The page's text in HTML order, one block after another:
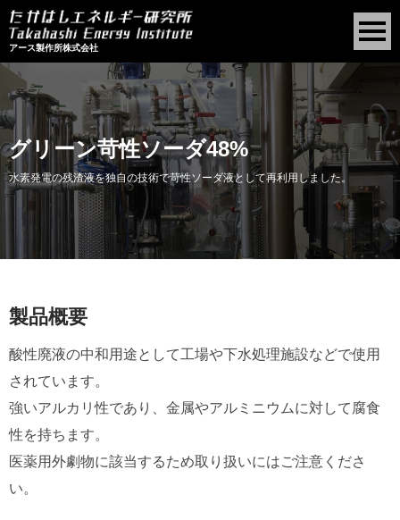
アース製作所株式会社
グリーン苛性ソーダ48%
水素発電の残渣液を独自の技術で苛性ソーダ液として再利用しました。
製品概要
酸性廃液の中和用途として⼯場や下⽔処理施設などで使用
されています。
強いアルカリ性であり、金属やアルミニウムに対して腐食
性を持ちます。
医薬⽤外劇物に該当するため取り扱いにはご注意くださ
い。